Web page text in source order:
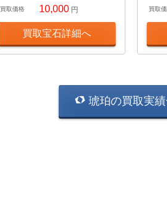
買取価格 10,000 円
買取宝石詳細へ
買取
琥珀の買取実